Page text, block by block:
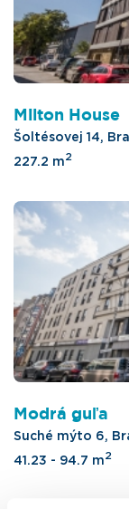
Milton House
Šoltésovej 14,
227.2 m2
Modrá guľa
Suché mýto 6,
41.23 - 94.7 m2